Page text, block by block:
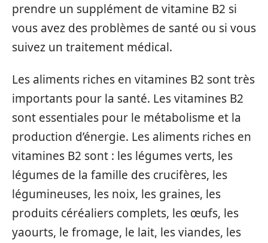
prendre un supplément de vitamine B2 si
vous avez des problèmes de santé ou si vous
suivez un traitement médical.
Les aliments riches en vitamines B2 sont très
importants pour la santé. Les vitamines B2
sont essentiales pour le métabolisme et la
production d’énergie. Les aliments riches en
vitamines B2 sont : les légumes verts, les
légumes de la famille des crucifères, les
légumineuses, les noix, les graines, les
produits céréaliers complets, les œufs, les
yaourts, le fromage, le lait, les viandes, les